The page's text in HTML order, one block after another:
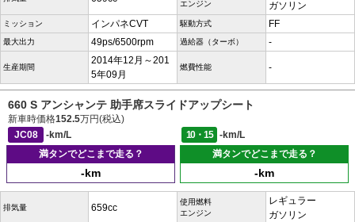
エンジン
ガソリン
ミッション インパネCVT 駆動方式 FF
最大出力 49ps/6500rpm 過給器（ターボ） -
生産期間
2014年12月～201
5年09月
燃費性能 -
660 S アンシャンテ 助手席スライドアップシート
新車時価格152.5万円(税込)
JC08
-km/L 10・15
-km/L
満タンでどこまで走る？
-km
満タンでどこまで走る？
-km
排気量 659cc
使用燃料
エンジン
レギュラー
ガソリン